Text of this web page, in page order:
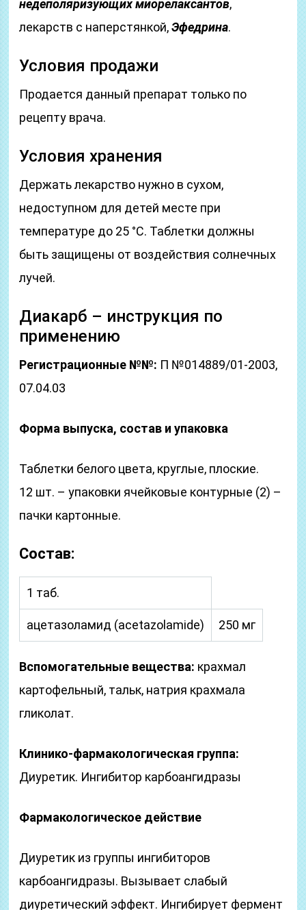
недеполяризующих миорелаксантов,
лекарств с наперстянкой,Эфедрина.
Условия продажи
Продается данный препарат только по
рецепту врача.
Условия хранения
Держать лекарство нужно в сухом,
недоступном для детей месте при
температуре до 25 °C. Таблетки должны
быть защищены от воздействия солнечных
лучей.
Диакарб – инструкция по
применению
Регистрационные №№: П №014889/01-2003,
07.04.03
Форма выпуска, состав и упаковка
Таблетки белого цвета, круглые, плоские.
12 шт. – упаковки ячейковые контурные (2) –
пачки картонные.
Состав:
1 таб.
ацетазоламид (acetazolamide) 250 мг
Вспомогательные вещества: крахмал
картофельный, тальк, натрия крахмала
гликолат.
Клинико-фармакологическая группа:
Диуретик. Ингибитор карбоангидразы
Фармакологическое действие
Диуретик из группы ингибиторов
карбоангидразы. Вызывает слабый
диуретический эффект. Ингибирует фермент